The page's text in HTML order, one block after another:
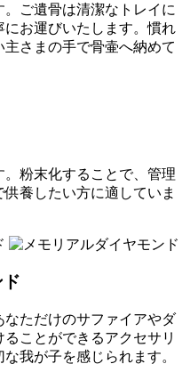
ご遺骨は清潔なトレイに
お運びいたします。慣れ
さまの手で骨壷へ納めて
粉末化することで、管理
養したい方に適していま
ただけのサファイアやダ
ことができるアクセサリ
我が子を感じられます。